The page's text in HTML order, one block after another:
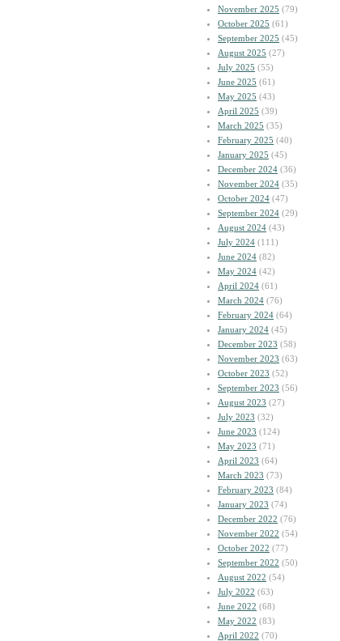
November 2025 (79)
October 2025 (61)
September 2025 (45)
August 2025 (27)
July 2025 (55)
June 2025 (61)
May 2025 (43)
April 2025 (39)
March 2025 (35)
February 2025 (40)
January 2025 (45)
December 2024 (36)
November 2024 (35)
October 2024 (47)
September 2024 (29)
August 2024 (43)
July 2024 (111)
June 2024 (82)
May 2024 (42)
April 2024 (61)
March 2024 (76)
February 2024 (64)
January 2024 (45)
December 2023 (58)
November 2023 (63)
October 2023 (52)
September 2023 (56)
August 2023 (27)
July 2023 (32)
June 2023 (124)
May 2023 (71)
April 2023 (64)
March 2023 (73)
February 2023 (84)
January 2023 (74)
December 2022 (76)
November 2022 (54)
October 2022 (77)
September 2022 (50)
August 2022 (54)
July 2022 (63)
June 2022 (68)
May 2022 (83)
April 2022 (70)